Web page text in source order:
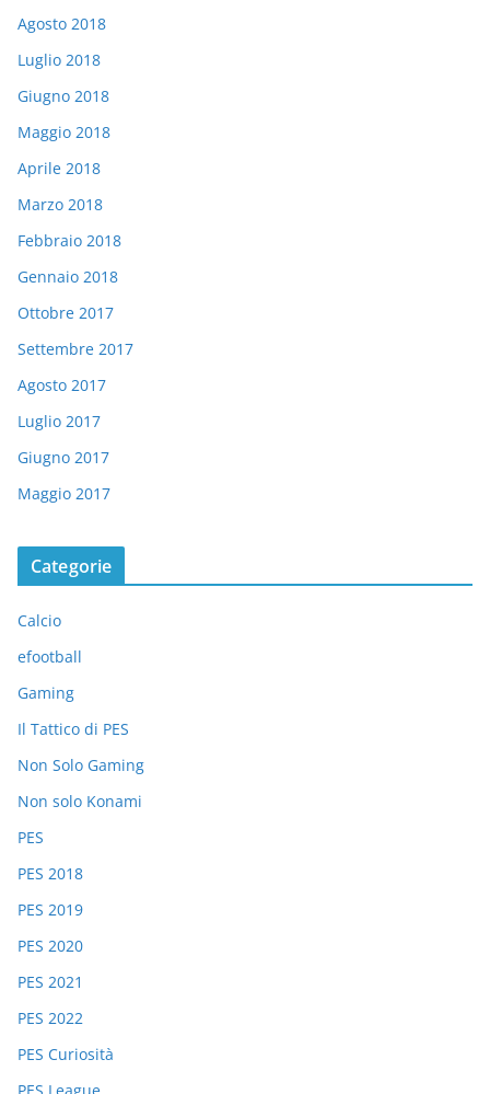
Agosto 2018
Luglio 2018
Giugno 2018
Maggio 2018
Aprile 2018
Marzo 2018
Febbraio 2018
Gennaio 2018
Ottobre 2017
Settembre 2017
Agosto 2017
Luglio 2017
Giugno 2017
Maggio 2017
Categorie
Calcio
efootball
Gaming
Il Tattico di PES
Non Solo Gaming
Non solo Konami
PES
PES 2018
PES 2019
PES 2020
PES 2021
PES 2022
PES Curiosità